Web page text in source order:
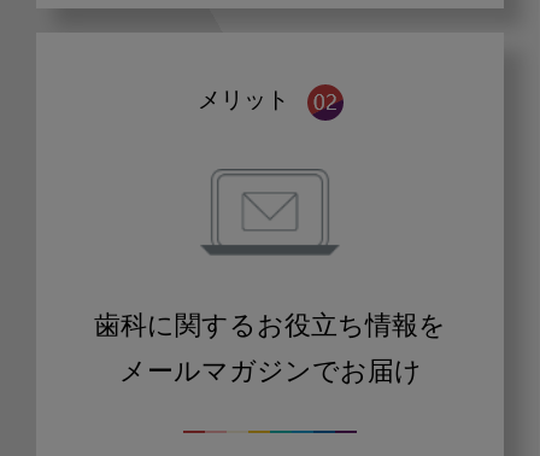
メリット
歯科に関するお役立ち情報を
メールマガジンでお届け